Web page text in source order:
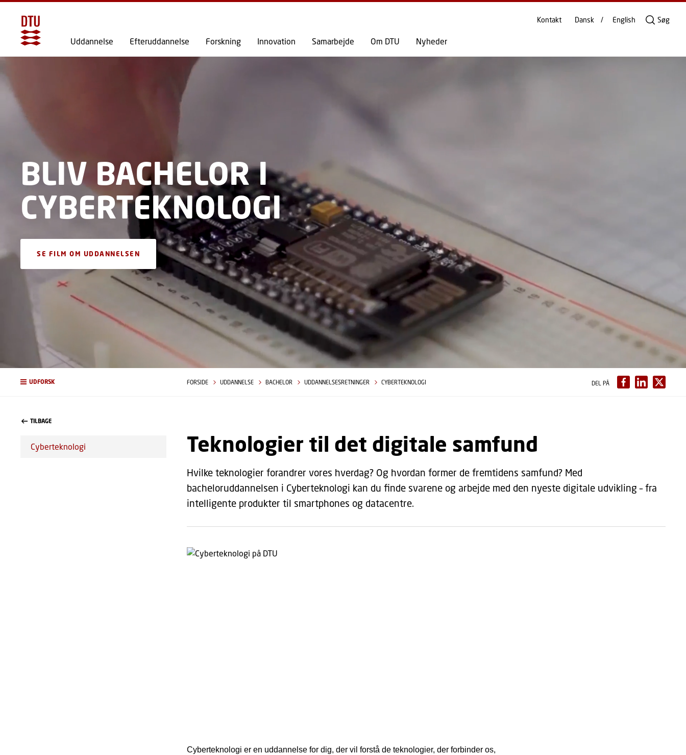
GÅ TIL PRIMÆRT INDHOLD (TRYK ENTER).
Uddannelse Efteruddannelse Forskning Innovation Samarbejde Om DTU Nyheder
Kontakt Dansk English Søg
BLIV BACHELOR I
CYBERTEKNOLOGI
SE FILM OM UDDANNELSEN
UDFORSK FORSIDE UDDANNELSE BACHELOR UDDANNELSESRETNINGER CYBERTEKNOLOGI DEL PÅ
TILBAGE
Cyberteknologi Teknologier til det digitale samfund
Hvilke teknologier forandrer vores hverdag? Og hvordan former de fremtidens samfund? Med
bacheloruddannelsen i Cyberteknologi kan du finde svarene og arbejde med den nyeste digitale udvikling – fra
intelligente produkter til smartphones og datacentre.
Cyberteknologi er en uddannelse for dig, der vil forstå de teknologier, der forbinder os,